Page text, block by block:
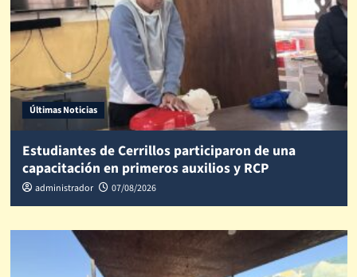
Últimas Noticias
Estudiantes de Cerrillos participaron de una
capacitación en primeros auxilios y RCP
administrador 07/08/2026